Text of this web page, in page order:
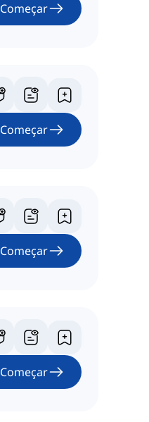
Começar
Começar
Começar
Começar